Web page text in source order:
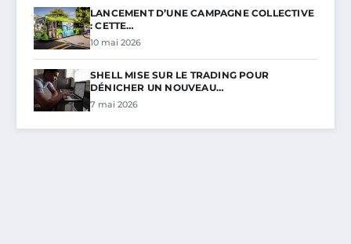
LANCEMENT D’UNE CAMPAGNE COLLECTIVE
: CETTE…
10 mai 2026
SHELL MISE SUR LE TRADING POUR
DÉNICHER UN NOUVEAU…
7 mai 2026